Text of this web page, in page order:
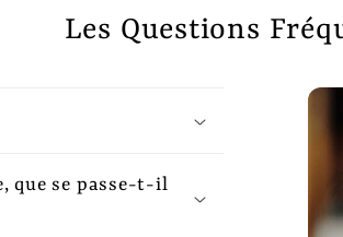
Les Questions
que se passe-t-il